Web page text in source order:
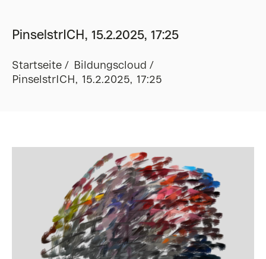
PinselstrICH, 15.2.2025, 17:25
Startseite
Bildungscloud
PinselstrICH, 15.2.2025, 17:25